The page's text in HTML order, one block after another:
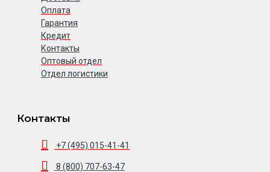
Оплата
Гарантия
Кредит
Контакты
Оптовый отдел
Отдел логистики
Контакты
+7 (495) 015-41-41
8 (800) 707-63-47